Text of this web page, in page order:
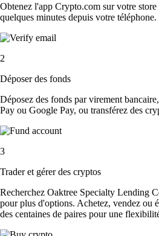
Obtenez l'app Crypto.com sur votre
quelques minutes depuis votre téléphone.
2
Déposer des fonds
Déposez des fonds par virement
Pay ou Google Pay, ou transférez des
3
Trader et gérer des cryptos
Recherchez Oaktree Specialty Lending
pour plus d'options. Achetez, vendez ou
des centaines de paires pour une